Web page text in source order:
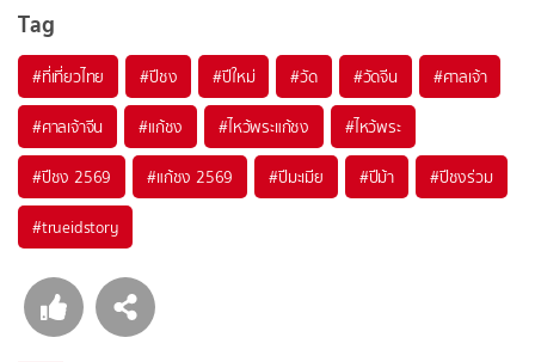
Tag
#ที่เที่ยวไทย #ปีชง #ปีใหม่ #วัด #วัดจีน #ศาลเจ้า
#ศาลเจ้าจีน #แก้ชง #ไหว้พระแก้ชง #ไหว้พระ
#ปีชง 2569 #แก้ชง 2569 #ปีมะเมีย #ปีม้า #ปีชงร่วม
#trueidstory